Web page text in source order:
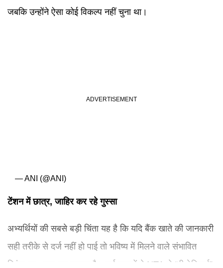
जबकि उन्होंने ऐसा कोई विकल्प नहीं चुना था।
— ANI (@ANI)
टेंशन में छात्र, जाहिर कर रहे गुस्सा
अभ्यर्थियों की सबसे बड़ी चिंता यह है कि यदि बैंक खाते की जानकारी
सही तरीके से दर्ज नहीं हो पाई तो भविष्य में मिलने वाले संभावित
रिफंड पर असर पड़ सकता है। कई छात्रों ने NTA से “री-वेरिफाई”